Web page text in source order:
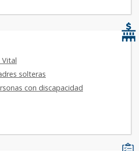
solteras
con discapacidad